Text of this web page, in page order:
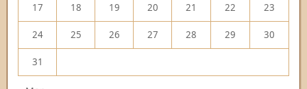
17 18 19 20 21 22 23
24 25 26 27 28 29 30
31